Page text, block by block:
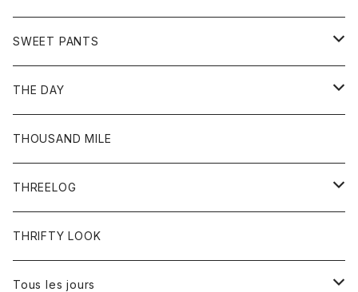
ワンピース
コート
リング
サンダル
アウター
Ｇジャン
ボトム
ジーンズ
SWEET PANTS
ボトム
ショートパンツ
THE DAY
トップス
Tシャツ
THOUSAND MILE
THREELOG
トップス
Tシャツ
THRIFTY LOOK
Tous les jours